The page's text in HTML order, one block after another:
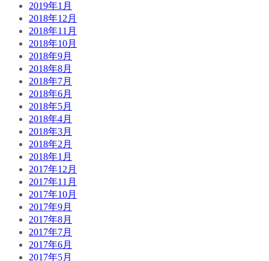
2019年1月
2018年12月
2018年11月
2018年10月
2018年9月
2018年8月
2018年7月
2018年6月
2018年5月
2018年4月
2018年3月
2018年2月
2018年1月
2017年12月
2017年11月
2017年10月
2017年9月
2017年8月
2017年7月
2017年6月
2017年5月